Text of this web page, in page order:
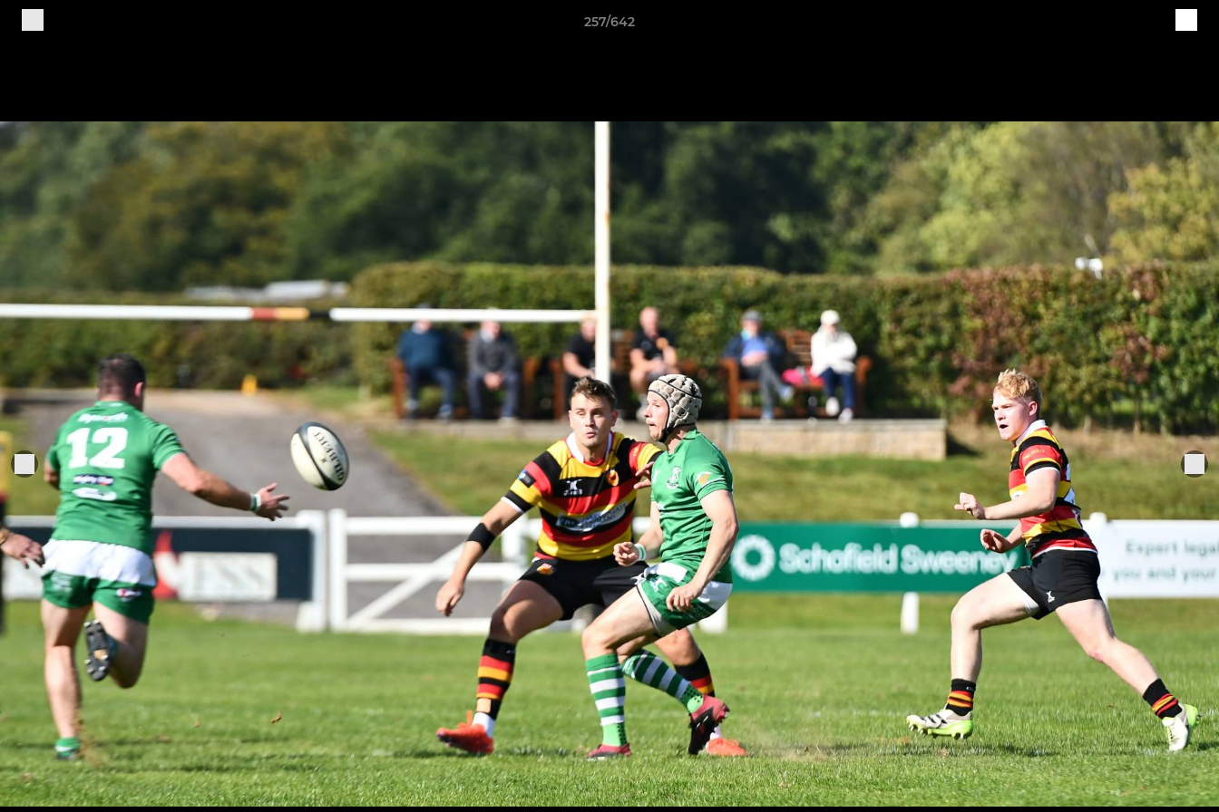
257/642